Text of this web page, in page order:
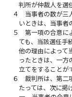
判所が仲裁人を選
４
当事者の数が三
いときは、当事者
５
第一項の合意に
ても、当該選任手
他の理由によって
ったときは、一方
立てをすることが
６
裁判所は、第二
たっては、次に掲